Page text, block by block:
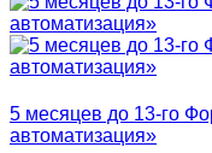
5 месяцев до 13-го
автоматизация»